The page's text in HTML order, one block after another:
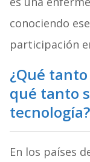
conociendo
participación
¿Qué
qué tanto
tecnología?
En los países